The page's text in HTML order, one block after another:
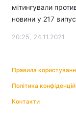
мітингували
новини у 217
20:25, 24.11.2021
Правила
Політика
Контакти